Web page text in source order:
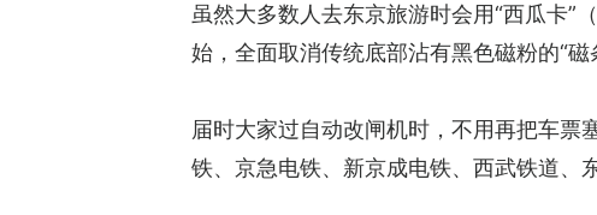
虽然大多数人去东京旅游时会用“西瓜卡
始，全面取消传统底部沾有黑色磁粉的“磁
届时大家过自动改闸机时，不用再把车票
铁、京急电铁、新京成电铁、西武铁道、